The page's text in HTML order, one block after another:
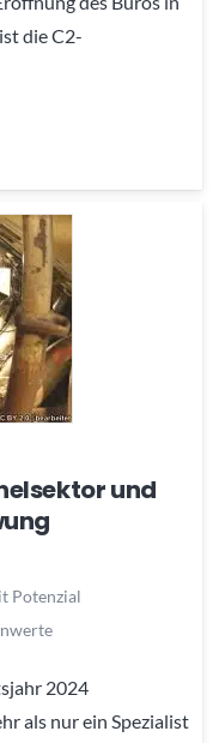
die C2-
und
Potenzial
2024
als nur ein Spezialist